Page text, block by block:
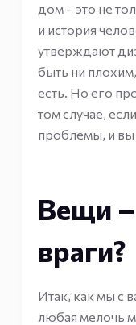
дом – это не
и история
утверждают
быть ни
есть. Но его
том случае,
проблемы, и
Вещи
враги?
Итак, как мы с
любая мелочь